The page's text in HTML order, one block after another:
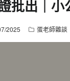
批出｜小
2025 蛋老師雜談